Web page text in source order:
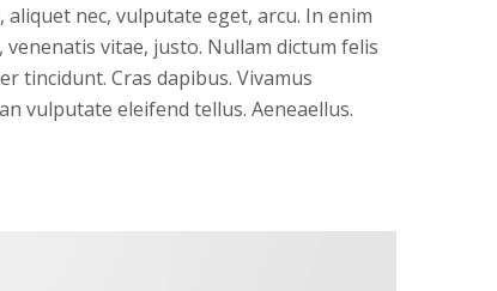
nec, vulputate eget, arcu. In enim
vitae, justo. Nullam dictum felis
tincidunt. Cras dapibus. Vivamus
vulputate eleifend tellus. Aeneaellus.